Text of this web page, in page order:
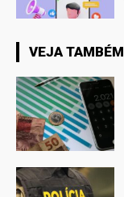
VEJA TAMBÉM